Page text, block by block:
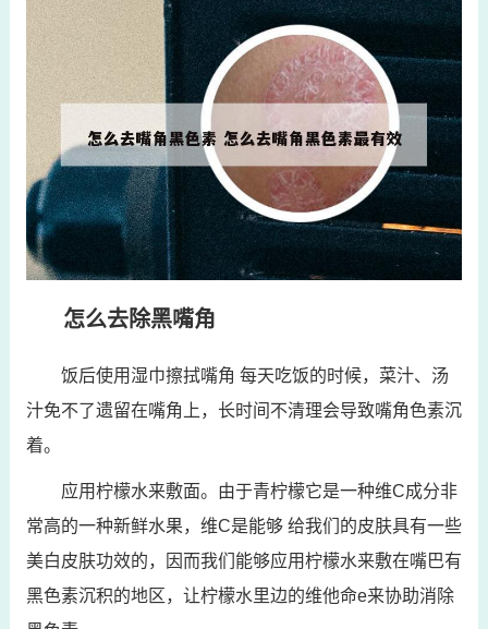
怎么去除黑嘴角
饭后使用湿巾擦拭嘴角 每天吃饭的时候，菜汁、汤
汁免不了遗留在嘴角上，长时间不清理会导致嘴角色素沉
着。
应用柠檬水来敷面。由于青柠檬它是一种维C成分非
常高的一种新鲜水果，维C是能够 给我们的皮肤具有一些
美白皮肤功效的，因而我们能够应用柠檬水来敷在嘴巴有
黑色素沉积的地区，让柠檬水里边的维他命e来协助消除